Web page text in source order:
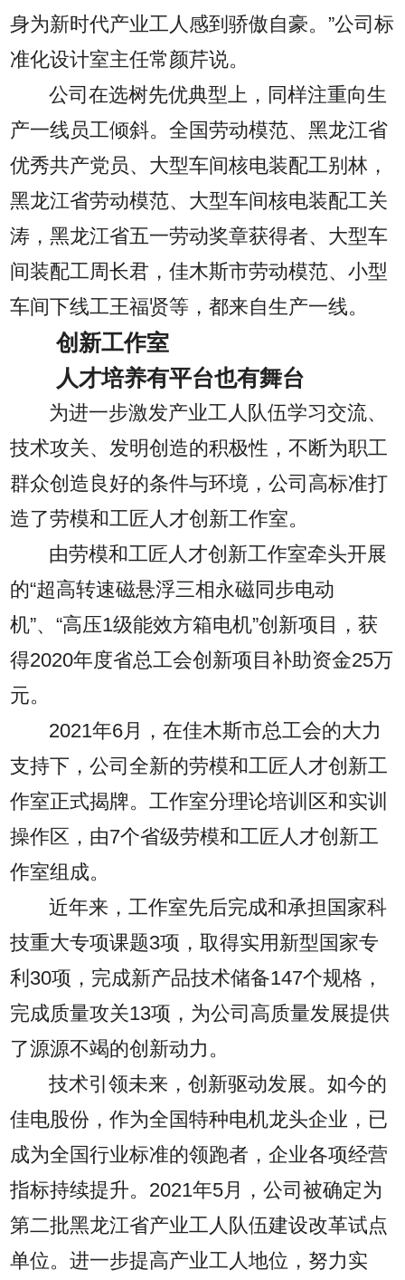
身为新时代产业工人感到骄傲自豪。”公司标
准化设计室主任常颜芹说。
公司在选树先优典型上，同样注重向生
产一线员工倾斜。全国劳动模范、黑龙江省
优秀共产党员、大型车间核电装配工别林，
黑龙江省劳动模范、大型车间核电装配工关
涛，黑龙江省五一劳动奖章获得者、大型车
间装配工周长君，佳木斯市劳动模范、小型
车间下线工王福贤等，都来自生产一线。
创新工作室
人才培养有平台也有舞台
为进一步激发产业工人队伍学习交流、
技术攻关、发明创造的积极性，不断为职工
群众创造良好的条件与环境，公司高标准打
造了劳模和工匠人才创新工作室。
由劳模和工匠人才创新工作室牵头开展
的“超高转速磁悬浮三相永磁同步电动
机”、“高压1级能效方箱电机”创新项目，获
得2020年度省总工会创新项目补助资金25万
元。
2021年6月，在佳木斯市总工会的大力
支持下，公司全新的劳模和工匠人才创新工
作室正式揭牌。工作室分理论培训区和实训
操作区，由7个省级劳模和工匠人才创新工
作室组成。
近年来，工作室先后完成和承担国家科
技重大专项课题3项，取得实用新型国家专
利30项，完成新产品技术储备147个规格，
完成质量攻关13项，为公司高质量发展提供
了源源不竭的创新动力。
技术引领未来，创新驱动发展。如今的
佳电股份，作为全国特种电机龙头企业，已
成为全国行业标准的领跑者，企业各项经营
指标持续提升。2021年5月，公司被确定为
第二批黑龙江省产业工人队伍建设改革试点
单位。进一步提高产业工人地位，努力实